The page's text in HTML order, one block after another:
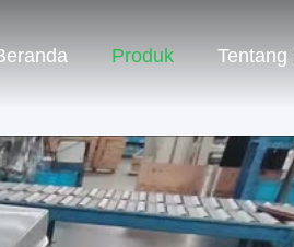
Produk Tentang